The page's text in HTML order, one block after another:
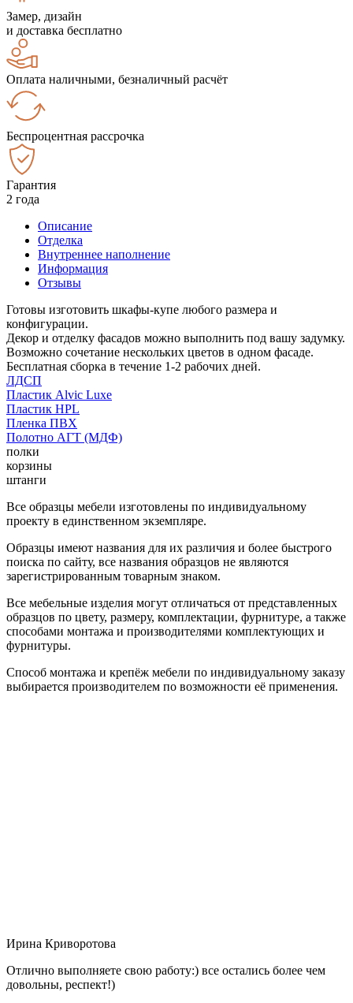
Замер, дизайн
и доставка бесплатно
Оплата наличными, безналичный расчёт
Беспроцентная рассрочка
Гарантия
2 года
Описание
Отделка
Внутреннее наполнение
Информация
Отзывы
Готовы изготовить шкафы-купе любого размера и
конфигурации.
Декор и отделку фасадов можно выполнить под вашу задумку.
Возможно сочетание нескольких цветов в одном фасаде.
Бесплатная сборка в течение 1-2 рабочих дней.
ЛДСП
Пластик Alvic Luxe
Пластик HPL
Пленка ПВХ
Полотно АГТ (МДФ)
полки
корзины
штанги
Все образцы мебели изготовлены по индивидуальному
проекту в единственном экземпляре.
Образцы имеют названия для их различия и более быстрого
поиска по сайту, все названия образцов не являются
зарегистрированным товарным знаком.
Все мебельные изделия могут отличаться от представленных
образцов по цвету, размеру, комплектации, фурнитуре, а также
способами монтажа и производителями комплектующих и
фурнитуры.
Способ монтажа и крепёж мебели по индивидуальному заказу
выбирается производителем по возможности её применения.
Ирина Криворотова
Отлично выполняете свою работу:) все остались более чем
довольны, респект!)